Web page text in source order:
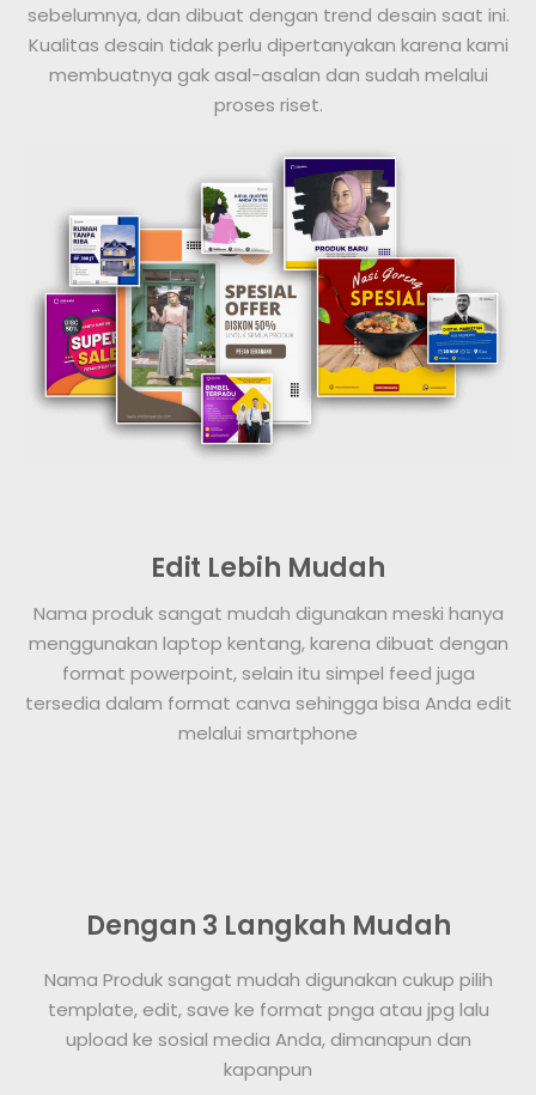
sebelumnya, dan dibuat dengan trend desain saat ini.
Kualitas desain tidak perlu dipertanyakan karena kami
membuatnya gak asal-asalan dan sudah melalui
proses riset.
Edit Lebih Mudah
Nama produk sangat mudah digunakan meski hanya
menggunakan laptop kentang, karena dibuat dengan
format powerpoint, selain itu simpel feed juga
tersedia dalam format canva sehingga bisa Anda edit
melalui smartphone
Dengan 3 Langkah Mudah
Nama Produk sangat mudah digunakan cukup pilih
template, edit, save ke format pnga atau jpg lalu
upload ke sosial media Anda, dimanapun dan
kapanpun